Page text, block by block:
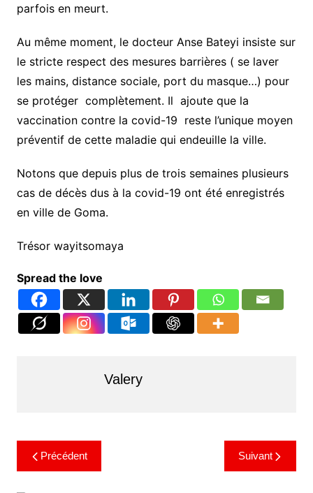
parfois en meurt.
Au même moment, le docteur Anse Bateyi insiste sur
le stricte respect des mesures barrières ( se laver
les mains, distance sociale, port du masque…) pour
se protéger complètement. Il ajoute que la
vaccination contre la covid-19 reste l’unique moyen
préventif de cette maladie qui endeuille la ville.
Notons que depuis plus de trois semaines plusieurs
cas de décès dus à la covid-19 ont été enregistrés
en ville de Goma.
Trésor wayitsomaya
Spread the love
Valery
Précédent Suivant